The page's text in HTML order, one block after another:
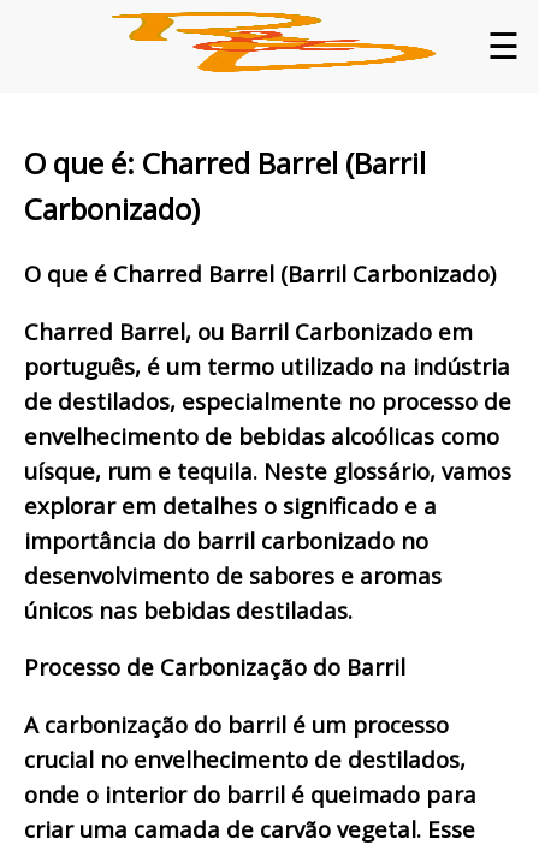
☰
O que é: Charred Barrel (Barril
Carbonizado)
O que é Charred Barrel (Barril Carbonizado)
Charred Barrel, ou Barril Carbonizado em
português, é um termo utilizado na indústria
de destilados, especialmente no processo de
envelhecimento de bebidas alcoólicas como
uísque, rum e tequila. Neste glossário, vamos
explorar em detalhes o significado e a
importância do barril carbonizado no
desenvolvimento de sabores e aromas
únicos nas bebidas destiladas.
Processo de Carbonização do Barril
A carbonização do barril é um processo
crucial no envelhecimento de destilados,
onde o interior do barril é queimado para
criar uma camada de carvão vegetal. Esse